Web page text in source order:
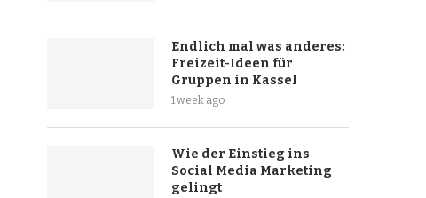
Endlich mal was anderes:
Freizeit-Ideen für
Gruppen in Kassel
1 week ago
Wie der Einstieg ins
Social Media Marketing
gelingt